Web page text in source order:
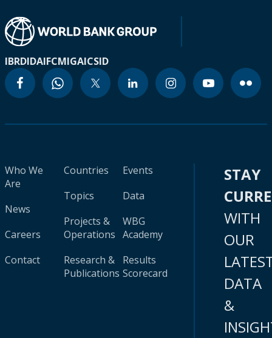
IBRDIDAIFCMIGAICSID
Who We
Are
News
Careers
Contact
Countries
Topics
Projects &
Operations
Research &
Publications
Events
Data
WBG
Academy
Results
Scorecard
STAY
WITH
OUR
DATA
&